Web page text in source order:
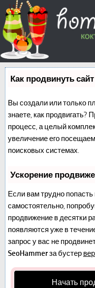
Как продвинуть
Вы создали или только
знаете, как продвигать?
процесс, а целый
увеличение его
поисковых системах.
Ускорение
Если вам трудно
самостоятельно,
продвижение в десятки
появляются уже в
запрос у вас не
SeoHammerза бустер
Начать